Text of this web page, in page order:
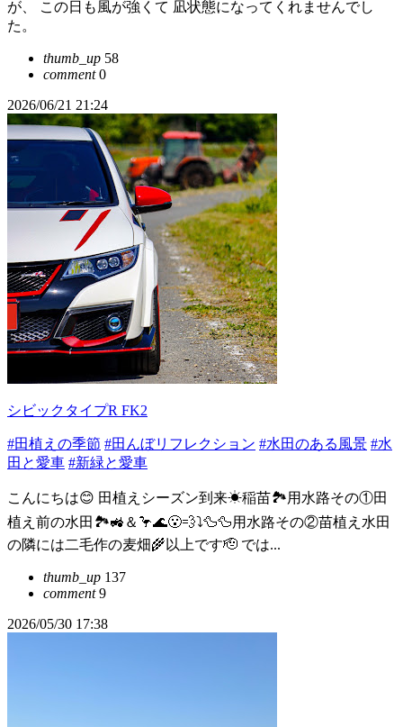
が、 この日も風が強くて 凪状態になってくれませんでし
た。
thumb_up 58
comment0
2026/06/21 21:24
シビックタイプR FK2
#田植えの季節 #田んぼリフレクション #水田のある風景 #水
田と愛車 #新緑と愛車
こんにちは😊 田植えシーズン到来☀稲苗🏞️用水路その①田
植え前の水田🏞️🚜＆🦩🌊😮‍💨⤵️🦆🦆用水路その②苗植え水田
の隣には二毛作の麦畑🌾以上です🫡 では...
thumb_up 137
comment9
2026/05/30 17:38